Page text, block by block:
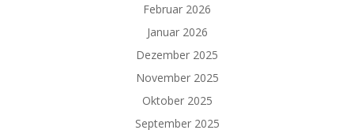
Februar 2026
Januar 2026
Dezember 2025
November 2025
Oktober 2025
September 2025